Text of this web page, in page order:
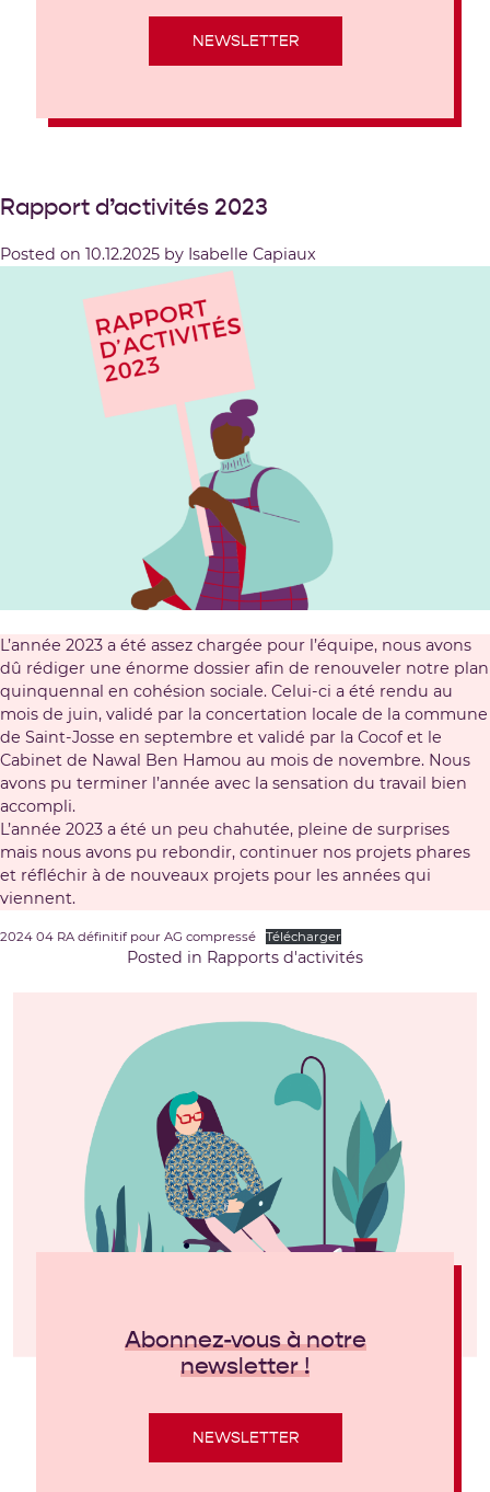
NEWSLETTER
Rapport d’activités 2023
Posted on 10.12.2025 by Isabelle Capiaux
L’année 2023 a été assez chargée pour l’équipe, nous avons
dû rédiger une énorme dossier afin de renouveler notre plan
quinquennal en cohésion sociale. Celui-ci a été rendu au
mois de juin, validé par la concertation locale de la commune
de Saint-Josse en septembre et validé par la Cocof et le
Cabinet de Nawal Ben Hamou au mois de novembre. Nous
avons pu terminer l’année avec la sensation du travail bien
accompli.
L’année 2023 a été un peu chahutée, pleine de surprises
mais nous avons pu rebondir, continuer nos projets phares
et réfléchir à de nouveaux projets pour les années qui
viennent.
2024 04 RA définitif pour AG compressé Télécharger
Posted in Rapports d'activités
Abonnez-vous à notre
newsletter !
NEWSLETTER